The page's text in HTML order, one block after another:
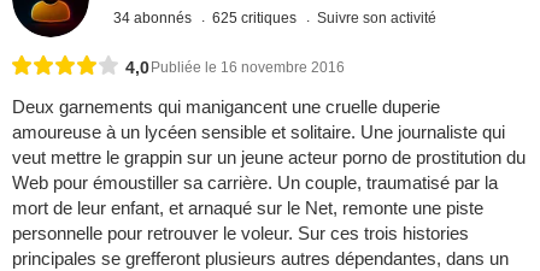
34 abonnés 625 critiques Suivre son activité
4,0 Publiée le 16 novembre 2016
Deux garnements qui manigancent une cruelle duperie
amoureuse à un lycéen sensible et solitaire. Une journaliste qui
veut mettre le grappin sur un jeune acteur porno de prostitution du
Web pour émoustiller sa carrière. Un couple, traumatisé par la
mort de leur enfant, et arnaqué sur le Net, remonte une piste
personnelle pour retrouver le voleur. Sur ces trois histories
principales se grefferont plusieurs autres dépendantes, dans un